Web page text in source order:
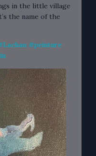
in the little village
the name of the
Lachau #peinture